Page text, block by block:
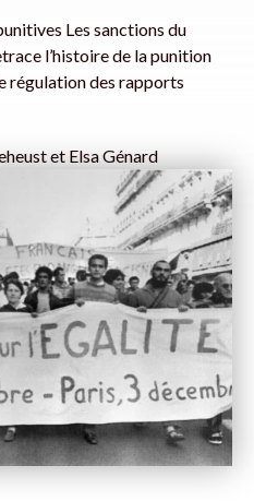
Les sanctions du
l’histoire de la punition
régulation des rapports
et Elsa Génard